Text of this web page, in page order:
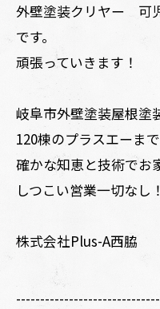
外壁塗装クリヤー 可
です。
頑張っていきます！
岐阜市外壁塗装屋根塗
120棟のプラスエーま
確かな知恵と技術でお
しつこい営業一切なし
株式会社Plus-A西脇